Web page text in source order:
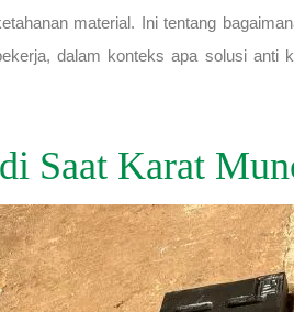
material. Ini tentang
dalam konteks apa solusi anti
Saat Karat